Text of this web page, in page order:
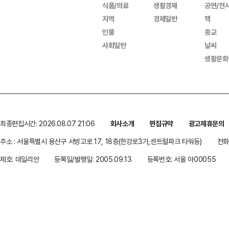
식품/의료
지역
인물
사회일반
생활경제
경제일반
공연/전
책
종교
날씨
생활문
최종편집시간: 2026.08.07 21:06 회사소개 편집규약
광고제휴문의
주소 : 서울특별시 용산구 서빙고로 17, 18층(한강로3가,센트럴파크 타워동)
전
제호: 데일리안
등록일/발행일: 2005.09.13 등록번호: 서울 아00055